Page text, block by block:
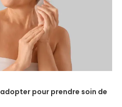
pour prendre soin de